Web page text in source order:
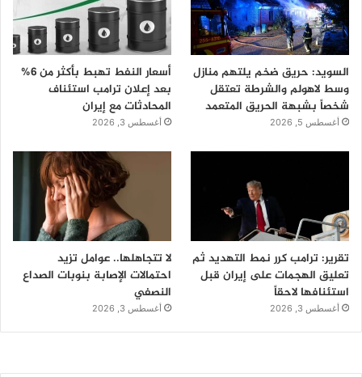
السويد: حريق ضخم يلتهم منازل
وسط لاهولم والشرطة تعتقل
شخصاً بشبهة الحريق المتعمد
أغسطس 5, 2026
أسعار النفط تهبط بأكثر من 6%
بعد إعلان ترامب استئناف
المحادثات مع إيران
أغسطس 3, 2026
تقرير: ترامب كرر نمط التهديد ثم
تعليق الهجمات على إيران قبل
استئنافها لاحقاً
أغسطس 3, 2026
لا تتجاهلها.. عوامل تزيد
احتمالات الإصابة بنوبات الصداع
النصفي
أغسطس 3, 2026